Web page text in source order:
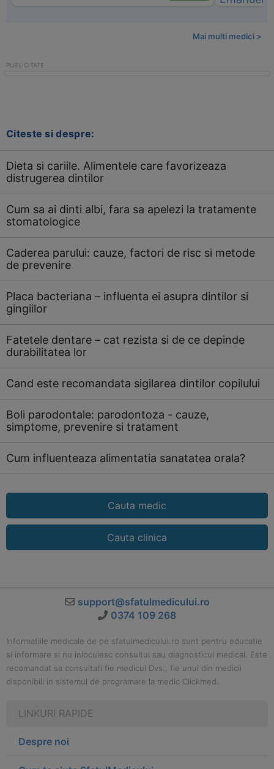
Mai multi medici >
Citeste si despre:
Dieta si cariile. Alimentele care favorizeaza
distrugerea dintilor
Cum sa ai dinti albi, fara sa apelezi la tratamente
stomatologice
Caderea parului: cauze, factori de risc si metode
de prevenire
Placa bacteriana – influenta ei asupra dintilor si
gingiilor
Fatetele dentare – cat rezista si de ce depinde
durabilitatea lor
Cand este recomandata sigilarea dintilor copilului
Boli parodontale: parodontoza - cauze,
simptome, prevenire si tratament
Cum influenteaza alimentatia sanatatea orala?
Cauta medic
Cauta clinica
support@sfatulmedicului.ro
0374 109 268
Informatiile medicale de pe sfatulmedicului.ro sunt pentru educatie
si informare si nu inlocuiesc consultul sau diagnosticul medical. Este
recomandat sa consultati fie medicul Dvs., fie unul din medicii
disponibili in sistemul de programare la medic Clickmed.
LINKURI RAPIDE
Despre noi